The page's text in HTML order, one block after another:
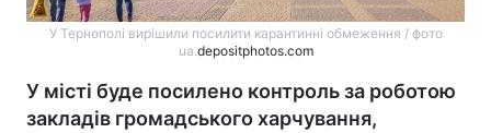
У Тернополі вирішили посилити карантинні обмеження / фото
ua.depositphotos.com
У місті буде посилено контроль за роботою
закладів громадського харчування,